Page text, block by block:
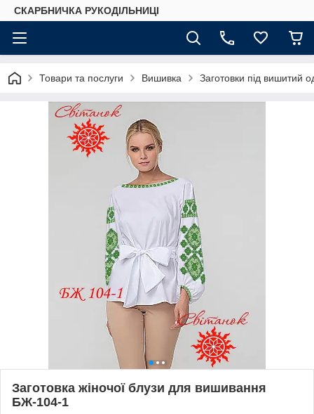
СКАРБНИЧКА РУКОДІЛЬНИЦІ
Товари та послуги Вишивка Заготовки під вишитий
Заготовка жіночої блузи для вишивання
БЖ-104-1